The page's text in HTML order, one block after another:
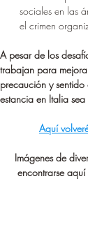
sociales en las
el crimen
A pesar de los
trabajan para
precaución y sentido
estancia en Italia
Aquí
Imágenes de
encontrarse